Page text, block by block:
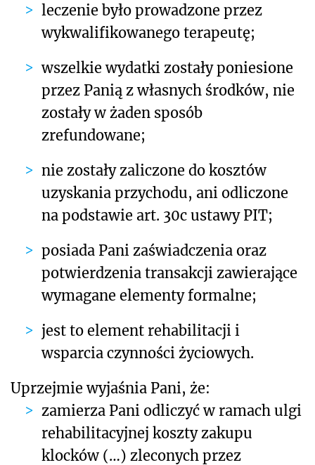
leczenie było prowadzone przez
wykwalifikowanego terapeutę;
wszelkie wydatki zostały poniesione
przez Panią z własnych środków, nie
zostały w żaden sposób
zrefundowane;
nie zostały zaliczone do kosztów
uzyskania przychodu, ani odliczone
na podstawie art. 30c ustawy PIT;
posiada Pani zaświadczenia oraz
potwierdzenia transakcji zawierające
wymagane elementy formalne;
jest to element rehabilitacji i
wsparcia czynności życiowych.
Uprzejmie wyjaśnia Pani, że:
zamierza Pani odliczyć w ramach ulgi
rehabilitacyjnej koszty zakupu
klocków (…) zleconych przez